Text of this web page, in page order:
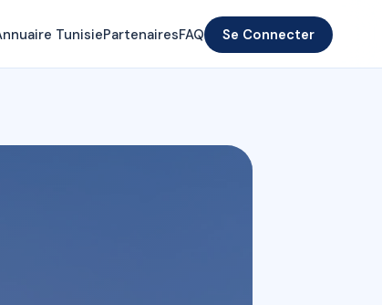
TunisiePartenairesFAQ Se Connecter